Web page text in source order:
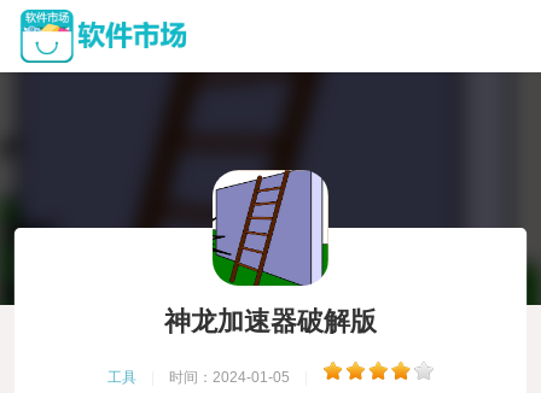
神龙加速器破解版
工具 时间：2024-01-05